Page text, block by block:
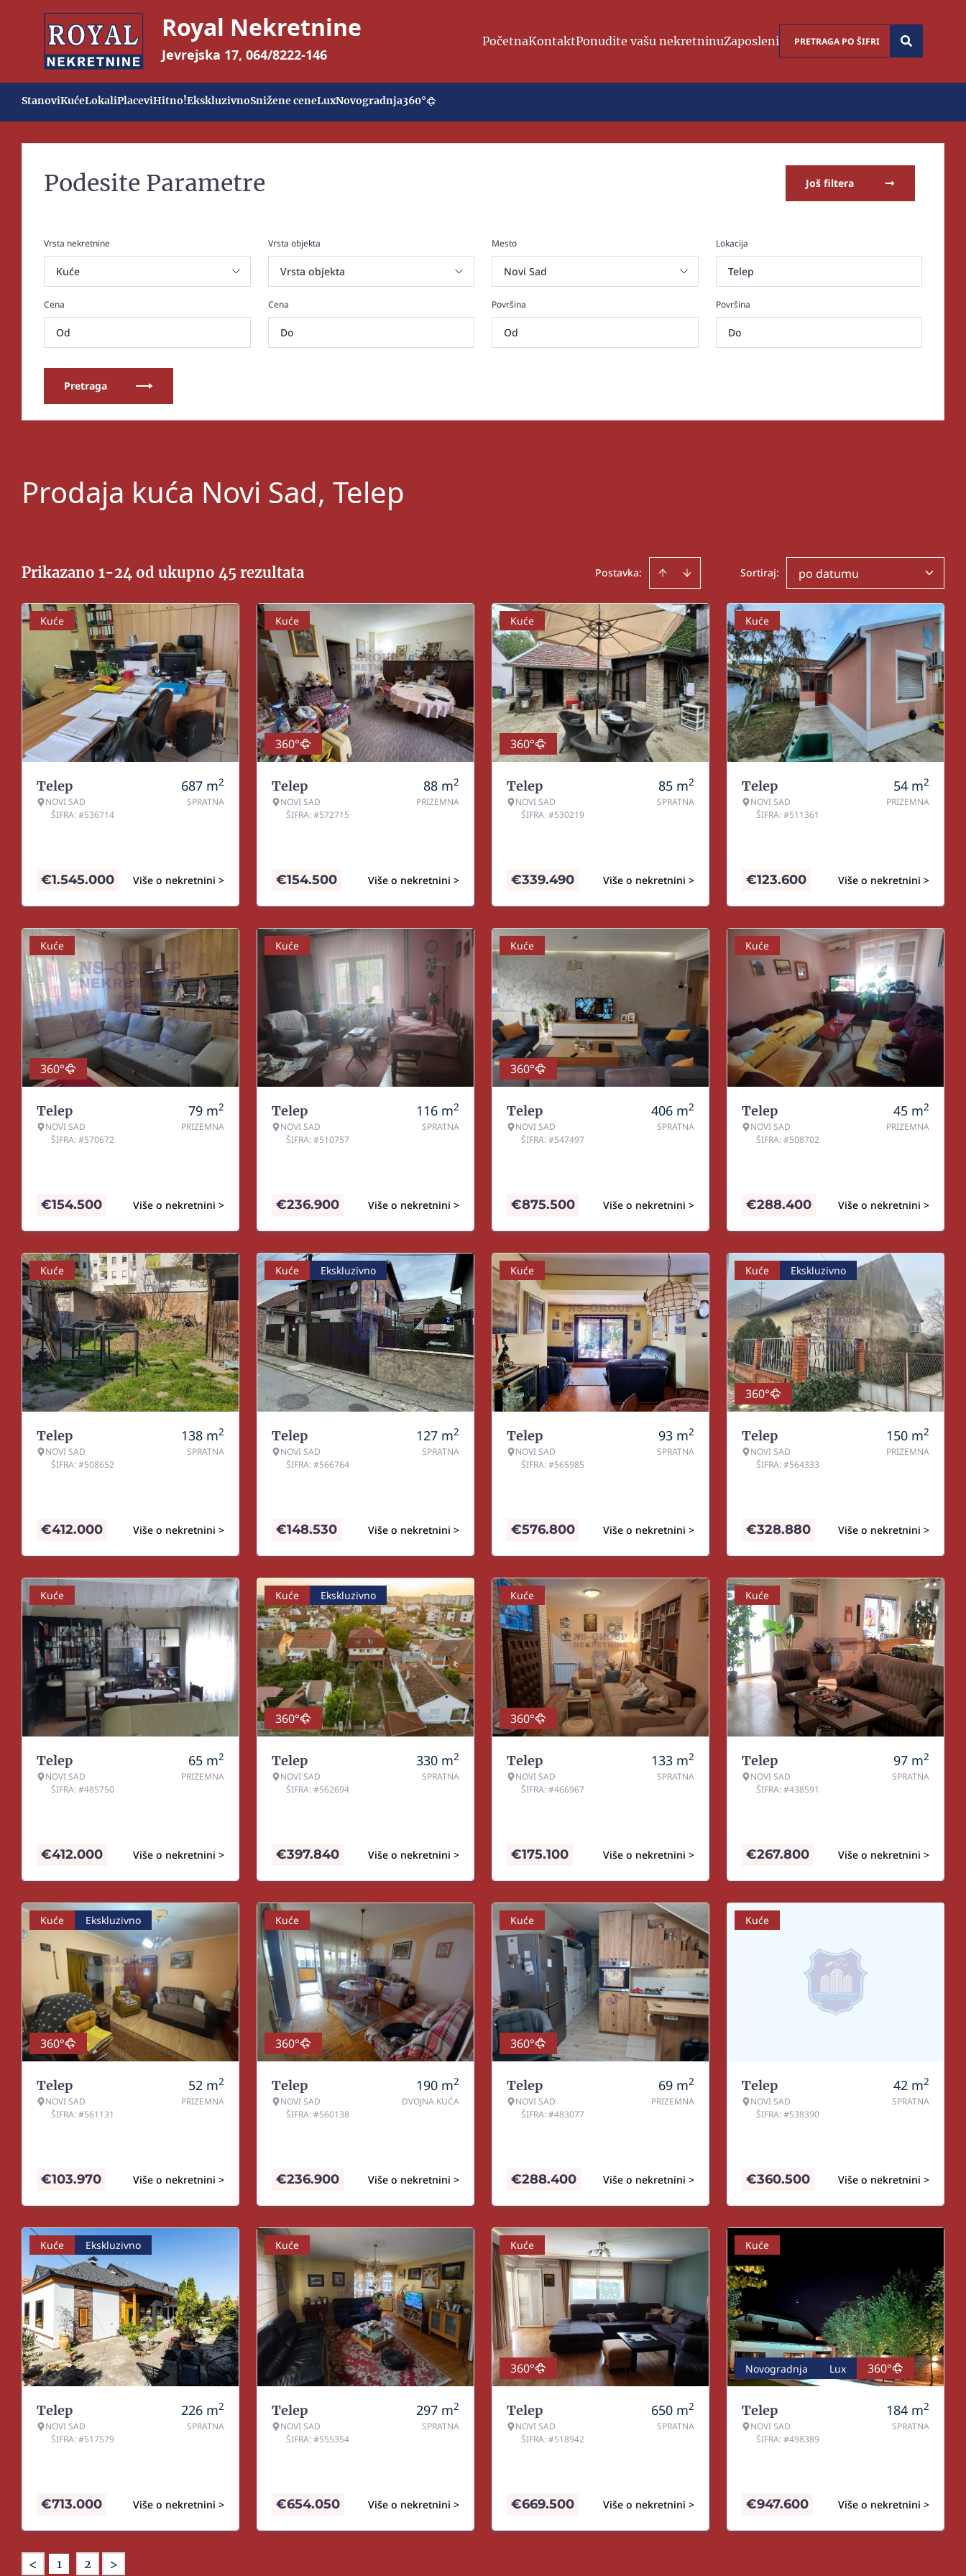
Royal Nekretnine
Jevrejska 17, 064/8222-146
PočetnaKontaktPonudite vašu nekretninuZaposleni
StanoviKućeLokaliPlaceviHitno!EkskluzivnoSnižene ceneLuxNovogradnja360°
Podesite Parametre Još filtera
Vrsta nekretnine Vrsta objekta Mesto Lokacija
Telep
Cena Cena Površina Površina
Pretraga
Prodaja kuća Novi Sad, Telep
Prikazano 1-24 od ukupno 45 rezultata Postavka: Sortiraj: po datumu
Kuće
Telep
NOVI SAD
ŠIFRA: #536714
687 m2
SPRATNA
Više o nekretnini >
€1.545.000
Kuće
360°
Telep
NOVI SAD
ŠIFRA: #572715
88 m2
PRIZEMNA
Više o nekretnini >
€154.500
Kuće
360°
Telep
NOVI SAD
ŠIFRA: #530219
85 m2
SPRATNA
Više o nekretnini >
€339.490
Kuće
Telep
NOVI SAD
ŠIFRA: #511361
54 m2
PRIZEMNA
Više o nekretnini >
€123.600
Kuće
360°
Telep
NOVI SAD
ŠIFRA: #570672
79 m2
PRIZEMNA
Više o nekretnini >
€154.500
Kuće
Telep
NOVI SAD
ŠIFRA: #510757
116 m2
SPRATNA
Više o nekretnini >
€236.900
Kuće
360°
Telep
NOVI SAD
ŠIFRA: #547497
406 m2
SPRATNA
Više o nekretnini >
€875.500
Kuće
Telep
NOVI SAD
ŠIFRA: #508702
45 m2
PRIZEMNA
Više o nekretnini >
€288.400
Kuće
Telep
NOVI SAD
ŠIFRA: #508652
138 m2
SPRATNA
Više o nekretnini >
€412.000
Kuće Ekskluzivno
Telep
NOVI SAD
ŠIFRA: #566764
127 m2
SPRATNA
Više o nekretnini >
€148.530
Kuće
Telep
NOVI SAD
ŠIFRA: #565985
93 m2
SPRATNA
Više o nekretnini >
€576.800
Kuće Ekskluzivno
360°
Telep
NOVI SAD
ŠIFRA: #564333
150 m2
PRIZEMNA
Više o nekretnini >
€328.880
Kuće
Telep
NOVI SAD
ŠIFRA: #485750
65 m2
PRIZEMNA
Više o nekretnini >
€412.000
Kuće Ekskluzivno
360°
Telep
NOVI SAD
ŠIFRA: #562694
330 m2
SPRATNA
Više o nekretnini >
€397.840
Kuće
360°
Telep
NOVI SAD
ŠIFRA: #466967
133 m2
SPRATNA
Više o nekretnini >
€175.100
Kuće
Telep
NOVI SAD
ŠIFRA: #438591
97 m2
SPRATNA
Više o nekretnini >
€267.800
Kuće Ekskluzivno
360°
Telep
NOVI SAD
ŠIFRA: #561131
52 m2
PRIZEMNA
Više o nekretnini >
€103.970
Kuće
360°
Telep
NOVI SAD
ŠIFRA: #560138
190 m2
DVOJNA KUĆA
Više o nekretnini >
€236.900
Kuće
360°
Telep
NOVI SAD
ŠIFRA: #483077
69 m2
PRIZEMNA
Više o nekretnini >
€288.400
Kuće
Telep
NOVI SAD
ŠIFRA: #538390
42 m2
SPRATNA
Više o nekretnini >
€360.500
Kuće Ekskluzivno
Telep
NOVI SAD
ŠIFRA: #517579
226 m2
SPRATNA
Više o nekretnini >
€713.000
Kuće
Telep
NOVI SAD
ŠIFRA: #555354
297 m2
SPRATNA
Više o nekretnini >
€654.050
Kuće
360°
Telep
NOVI SAD
ŠIFRA: #518942
650 m2
SPRATNA
Više o nekretnini >
€669.500
Kuće
Novogradnja Lux 360°
Telep
NOVI SAD
ŠIFRA: #498389
184 m2
SPRATNA
Više o nekretnini >
€947.600
< 1 2 >